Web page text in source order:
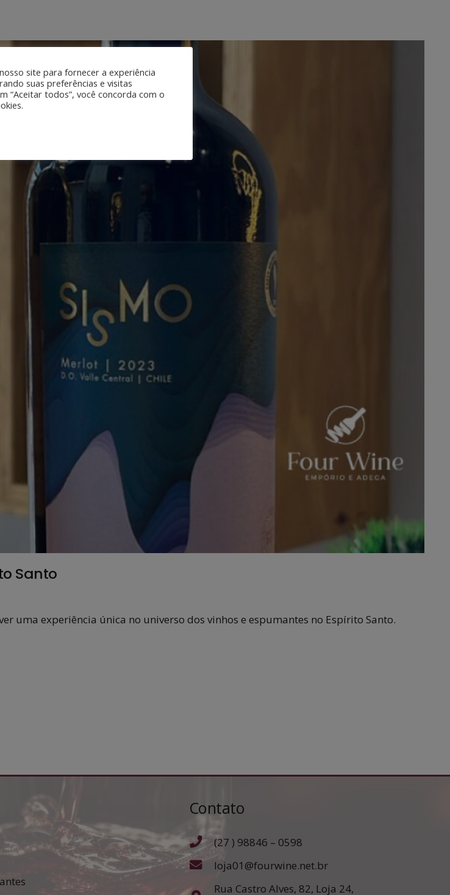
Santo
uma experiência única no universo dos vinhos e espumantes no Espírito Santo.
Contato
(27 ) 98846 – 0598
loja01@fourwine.net.br
Rua Castro Alves, 82, Loja 24,
site para fornecer a experiência
suas preferências e visitas
“Aceitar todos”, você concorda com o